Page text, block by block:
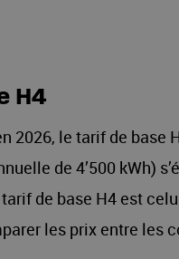
H4
2026, le tarif de base
de 4’500 kWh)
de base H4 est
les prix entre les